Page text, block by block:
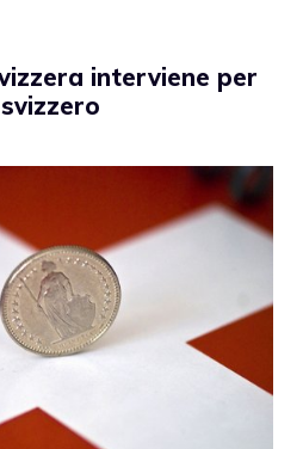
interviene per